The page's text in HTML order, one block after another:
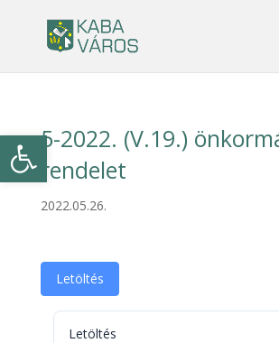
Eszköztár megnyitása
5-2022. (V.19.)
rendelet
2022.05.26.
Letöltés
Letöltés